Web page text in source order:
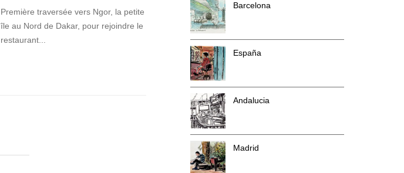
Première traversée vers Ngor, la petite
île au Nord de Dakar, pour rejoindre le
restaurant...
Barcelona
España
Andalucia
Madrid